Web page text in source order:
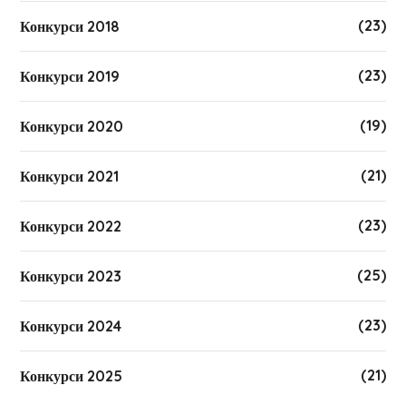
Конкурси 2018 (23)
Конкурси 2019 (23)
Конкурси 2020 (19)
Конкурси 2021 (21)
Конкурси 2022 (23)
Конкурси 2023 (25)
Конкурси 2024 (23)
Конкурси 2025 (21)